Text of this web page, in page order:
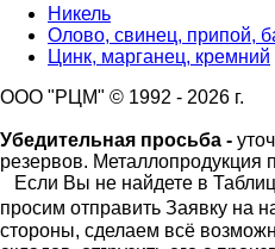
Никель
Олово, свинец, припой,
Цинк, марганец, кремний
ООО "РЦМ" © 1992 - 2026 г.
Убедительная просьба -
резервов. Металлопродукция
Если Вы не найдете в
просим отправить Заявку на
стороны, сделаем всё